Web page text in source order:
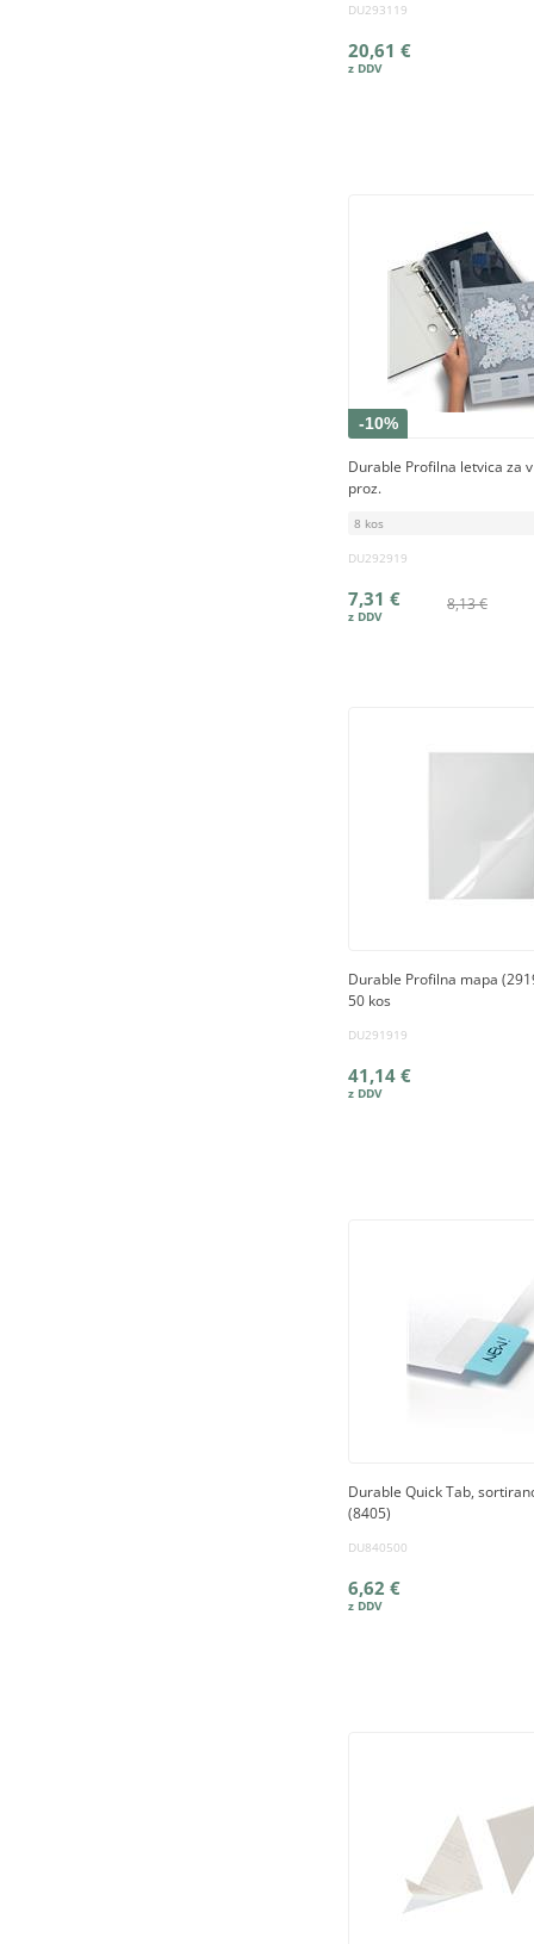
DU293119
20,61 €
-10%
Durable Profilna letvica za
proz.
8 kos
DU292919
8,13 €
7,31 €
Durable Profilna mapa
50 kos
DU291919
41,14 €
Durable Quick Tab,
(8405)
DU840500
6,62 €